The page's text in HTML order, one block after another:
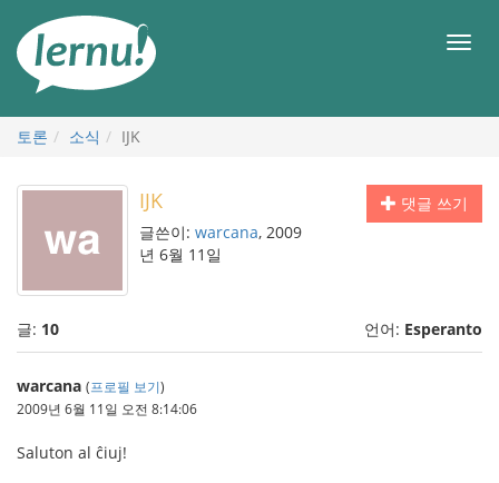
메
토론 소식 IJK
댓글 쓰기
IJK
글쓴이: warcana, 2009
년 6월 11일
글: 10 언어: Esperanto
warcana (프로필 보기)
2009년 6월 11일 오전 8:14:06
Saluton al ĉiuj!